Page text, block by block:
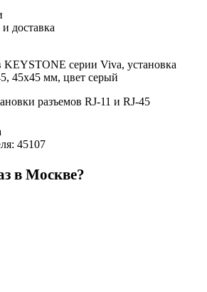
доставка
KEYSTONE серии Viva, установка
45х45 мм, цвет серый
разъемов RJ-11 и RJ-45
: 45107
в Москве?